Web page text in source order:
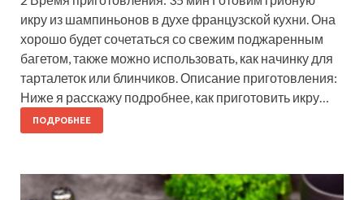
икру из шампиньонов в духе французской кухни. Она
хорошо будет сочетаться со свежим поджаренным
багетом, также можно использовать, как начинку для
тарталеток или блинчиков. Описание приготовления:
Ниже я расскажу подробнее, как приготовить икру…
ПОДРОБНЕЕ